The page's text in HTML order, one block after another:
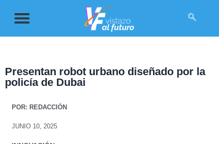
Presentan robot urbano diseñado por la
policía de Dubai
POR: REDACCIÓN
JUNIO 10, 2025